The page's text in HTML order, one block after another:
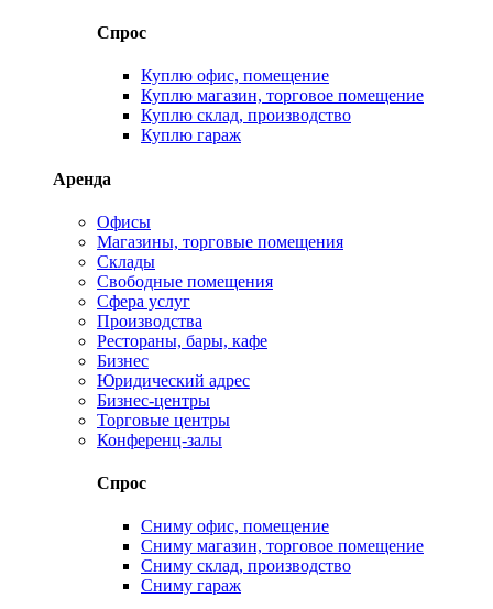
Спрос
Куплю офис, помещение
Куплю магазин, торговое помещение
Куплю склад, производство
Куплю гараж
Аренда
Офисы
Магазины, торговые помещения
Склады
Свободные помещения
Сфера услуг
Производства
Рестораны, бары, кафе
Бизнес
Юридический адрес
Бизнес-центры
Торговые центры
Конференц-залы
Спрос
Сниму офис, помещение
Сниму магазин, торговое помещение
Сниму склад, производство
Сниму гараж